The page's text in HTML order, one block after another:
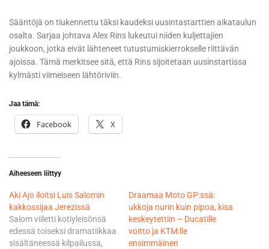
Sääntöjä on tiukennettu täksi kaudeksi uusintastarttien aikataulun
osalta. Sarjaa johtava Alex Rins lukeutui niiden kuljettajien
joukkoon, jotka eivät lähteneet tutustumiskierrokselle riittävän
ajoissa. Tämä merkitsee sitä, että Rins sijoitetaan uusinstartissa
kylmästi viimeiseen lähtöriviin.
Jaa tämä:
Facebook X
Aiheeseen liittyy
Aki Ajo iloitsi Luis Salomin
kakkossijaa Jerezissä
Salom viiletti kotiyleisönsä
edessä toiseksi dramatiikkaa
sisältäneessä kilpailussa,
Draamaa Moto GP:ssä:
ukkoja nurin kuin pipoa, kisa
keskeytettiin – Ducatille
voitto ja KTM:lle
ensimmäinen